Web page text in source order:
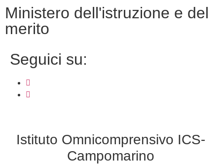
ministero dell'istruzione e del
merito
seguici su:
Istituto Omnicomprensivo ICS-
Campomarino